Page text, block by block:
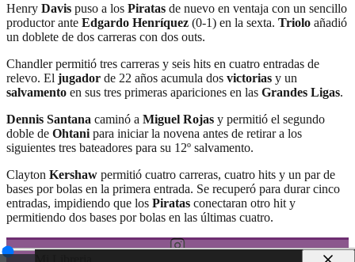
Henry Davis puso a los Piratas de nuevo en ventaja con un sencillo
productor ante Edgardo Henríquez (0-1) en la sexta. Triolo añadió
un doblete de dos carreras con dos outs.
Chandler permitió tres carreras y seis hits en cuatro entradas de
relevo. El jugador de 22 años acumula dos victorias y un
salvamento en sus tres primeras apariciones en las Grandes Ligas.
Dennis Santana caminó a Miguel Rojas y permitió el segundo
doble de Ohtani para iniciar la novena antes de retirar a los
siguientes tres bateadores para su 12º salvamento.
Clayton Kershaw permitió cuatro carreras, cuatro hits y un par de
bases por bolas en la primera entrada. Se recuperó para durar cinco
entradas, impidiendo que los Piratas conectaran otro hit y
permitiendo dos bases por bolas en las últimas cuatro.